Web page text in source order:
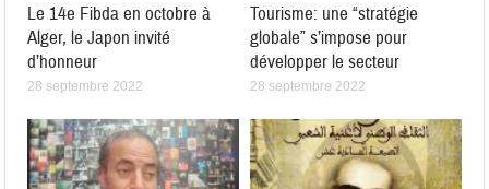
Le 14e Fibda en octobre à
Alger, le Japon invité
d’honneur
28 septembre 2022
Tourisme: une “stratégie
globale” s’impose pour
développer le secteur
28 septembre 2022